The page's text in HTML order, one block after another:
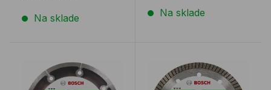
Na sklade Na sklade
Diamant BOSCH Ceramic BEST extreclean
Diamant BOSCH Ceramic